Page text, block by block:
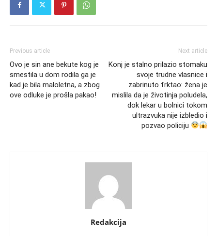
Previous article
Ovo je sin ane bekute kog je
smestila u dom rodila ga je
kad je bila maloletna, a zbog
ove odluke je prošla pakao!
Next article
Konj je stalno prilazio stomaku
svoje trudne vlasnice i
zabrinuto frktao: žena je
mislila da je životinja poludela,
dok lekar u bolnici tokom
ultrazvuka nije izbledio i
pozvao policiju
Redakcija